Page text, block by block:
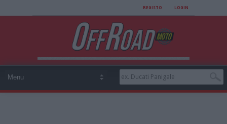
REGISTO LOGIN